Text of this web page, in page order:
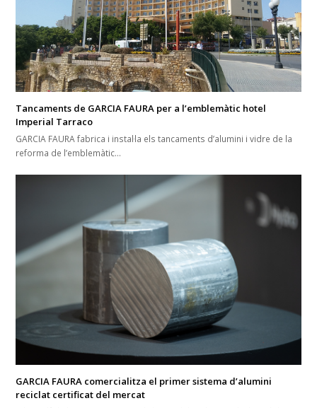
Tancaments de GARCIA FAURA per a l’emblemàtic hotel
Imperial Tarraco
GARCIA FAURA fabrica i instal·la els tancaments d’alumini i vidre de la
reforma de l’emblemàtic…
GARCIA FAURA comercialitza el primer sistema d’alumini
reciclat certificat del mercat